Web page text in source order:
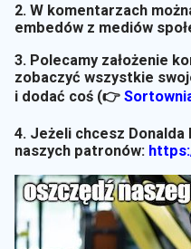
2. W komentarzach
embedów z mediów
3. Polecamy założenie
zobaczyć wszystkie
i dodać coś (👉
4. Jeżeli chcesz Donalda
naszych patronów: